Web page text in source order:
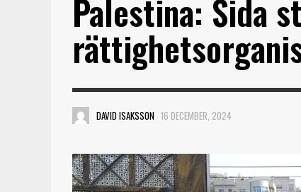
Palestina: Sida
DAVID ISAKSSON 16 DECEMBER, 2024